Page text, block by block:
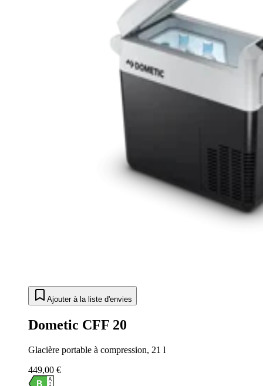
Ajouter à la liste d'envies
Dometic CFF 20
Glacière portable à compression, 21 l
449,00 €